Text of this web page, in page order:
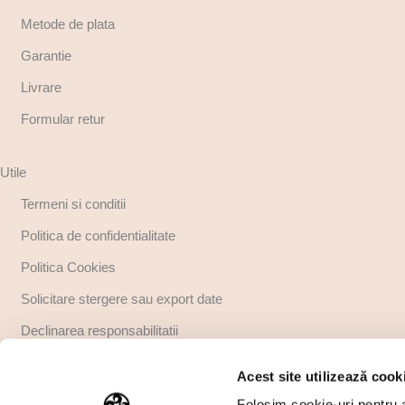
Acest site utilizează
Metode de plata
Garantie
Livrare
Formular retur
Utile
Termeni si conditii
Politica de confidentialitate
Politica Cookies
Solicitare stergere sau export date
Declinarea responsabilitatii
Regulamente promotii